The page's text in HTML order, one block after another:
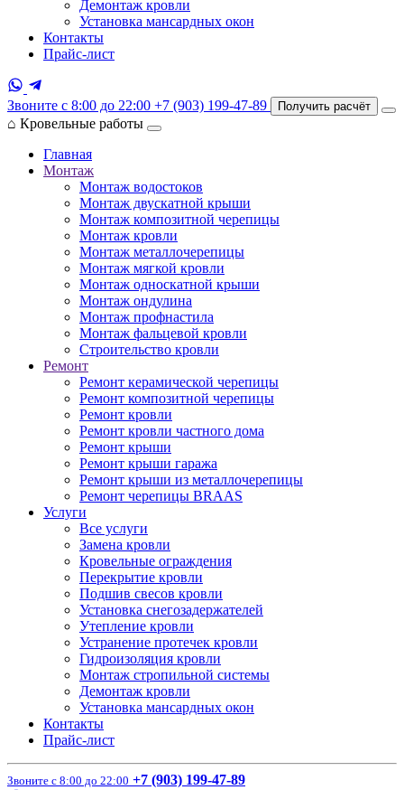
Демонтаж кровли
Установка мансардных окон
Контакты
Прайс-лист
Звоните с 8:00 до 22:00 +7 (903) 199-47-89 Получить расчёт
⌂ Кровельные работы
Главная
Монтаж
Монтаж водостоков
Монтаж двускатной крыши
Монтаж композитной черепицы
Монтаж кровли
Монтаж металлочерепицы
Монтаж мягкой кровли
Монтаж односкатной крыши
Монтаж ондулина
Монтаж профнастила
Монтаж фальцевой кровли
Строительство кровли
Ремонт
Ремонт керамической черепицы
Ремонт композитной черепицы
Ремонт кровли
Ремонт кровли частного дома
Ремонт крыши
Ремонт крыши гаража
Ремонт крыши из металлочерепицы
Ремонт черепицы BRAAS
Услуги
Все услуги
Замена кровли
Кровельные ограждения
Перекрытие кровли
Подшив свесов кровли
Установка снегозадержателей
Утепление кровли
Устранение протечек кровли
Гидроизоляция кровли
Монтаж стропильной системы
Демонтаж кровли
Установка мансардных окон
Контакты
Прайс-лист
Звоните с 8:00 до 22:00 +7 (903) 199-47-89